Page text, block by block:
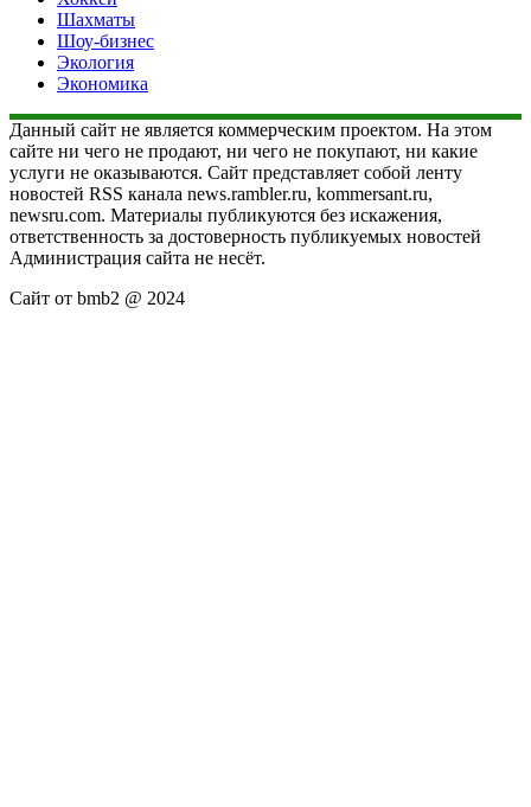
Шахматы
Шоу-бизнес
Экология
Экономика
Данный сайт не является коммерческим проектом. На этом
сайте ни чего не продают, ни чего не покупают, ни какие
услуги не оказываются. Сайт представляет собой ленту
новостей RSS канала news.rambler.ru, kommersant.ru,
newsru.com. Материалы публикуются без искажения,
ответственность за достоверность публикуемых новостей
Администрация сайта не несёт.
Сайт от bmb2 @ 2024